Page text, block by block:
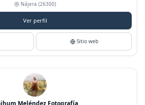
Nájera (26300)
Ver perfil
Sitio web
Meléndez Fotografía